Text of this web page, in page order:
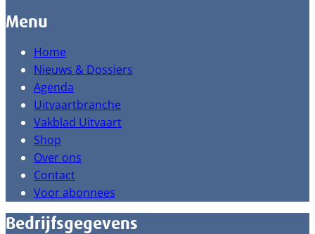
Menu
Home
Nieuws & Dossiers
Agenda
Uitvaartbranche
Vakblad Uitvaart
Shop
Over ons
Contact
Voor abonnees
Bedrijfsgegevens